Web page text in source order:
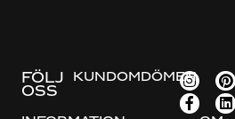
FÖLJ
OSS
KUNDOMDÖMEN